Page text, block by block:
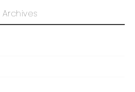
Archives